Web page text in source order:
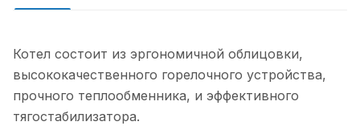
Котел состоит из эргономичной облицовки,
высококачественного горелочного устройства,
прочного теплообменника, и эффективного
тягостабилизатора.